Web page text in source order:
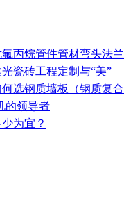
丙烷管件管材弯头法兰
瓷砖工程定制与“美”
选钢质墙板（钢质复合
的领导者
为宜？